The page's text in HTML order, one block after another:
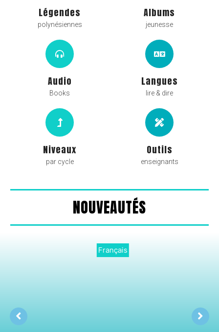
Légendes
polynésiennes
Albums
jeunesse
Audio
Books
Langues
lire & dire
Niveaux
par cycle
Outils
enseignants
NOUVEAUTÉS